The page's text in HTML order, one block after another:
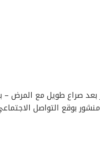
صراع طويل مع المرض –
بوقع التواصل